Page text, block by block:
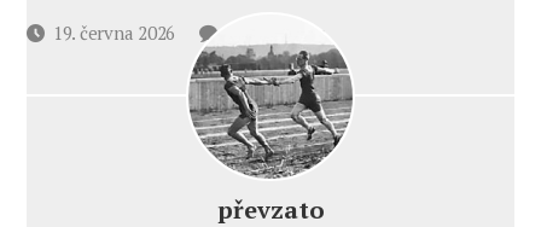
Datum19. června 2026 2 komentářeu
textu
s
názvem
Berliner
Zeitung:
převzato